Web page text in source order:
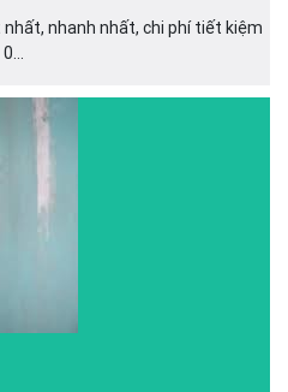
nhanh nhất, chi phí tiết kiệm